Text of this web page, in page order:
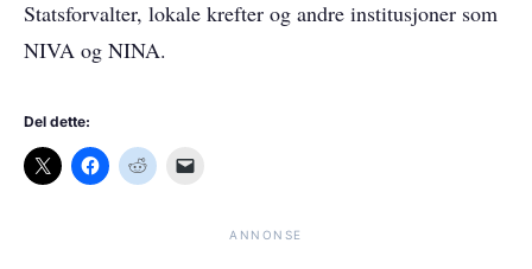
Statsforvalter, lokale krefter og andre institusjoner som
NIVA og NINA.
Del dette:
ANNONSE